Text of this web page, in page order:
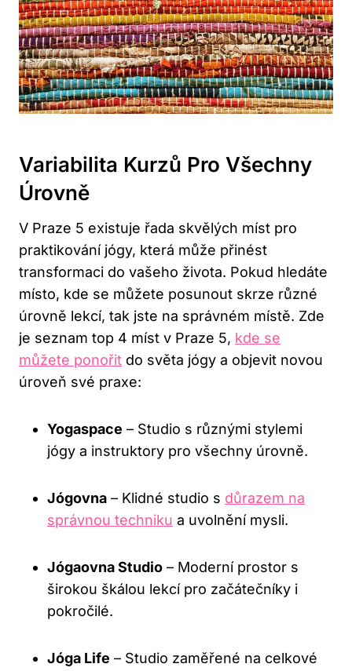
Variabilita Kurzů Pro Všechny
Úrovně
V Praze 5 existuje řada skvělých míst pro
praktikování jógy, která může přinést
transformaci do vašeho života. Pokud hledáte
místo, kde se můžete posunout skrze různé
úrovně lekcí, tak jste na správném místě. Zde
je seznam top 4 míst v Praze 5, kde se
můžete ponořit do světa jógy a objevit novou
úroveň své praxe:
Yogaspace – Studio s různými stylemi
jógy a instruktory pro všechny úrovně.
Jógovna – Klidné studio s důrazem na
správnou techniku a uvolnění mysli.
Jógaovna Studio – Moderní prostor s
širokou škálou lekcí pro začátečníky i
pokročilé.
Jóga Life – Studio zaměřené na celkové